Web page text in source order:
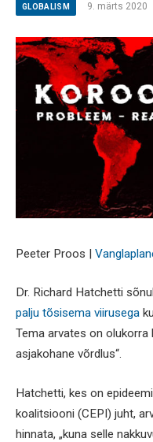
GLOBALISM 9. märts 2020
Peeter Proos |
Dr. Richard Hatchetti
palju tõsisema viirusega
Tema arvates on olukorra
asjakohane võrdlus“.
Hatchetti, kes on
koalitsiooni (CEPI) juht,
hinnata, „kuna selle